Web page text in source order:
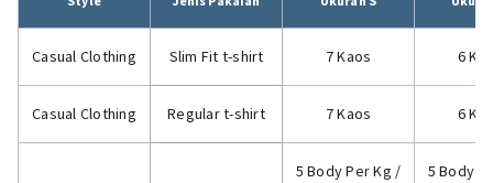
Casual Clothing Slim Fit t-shirt 7 Kaos 6
Casual Clothing Regular t-shirt 7 Kaos 6
5 Body Per Kg /
5 Body